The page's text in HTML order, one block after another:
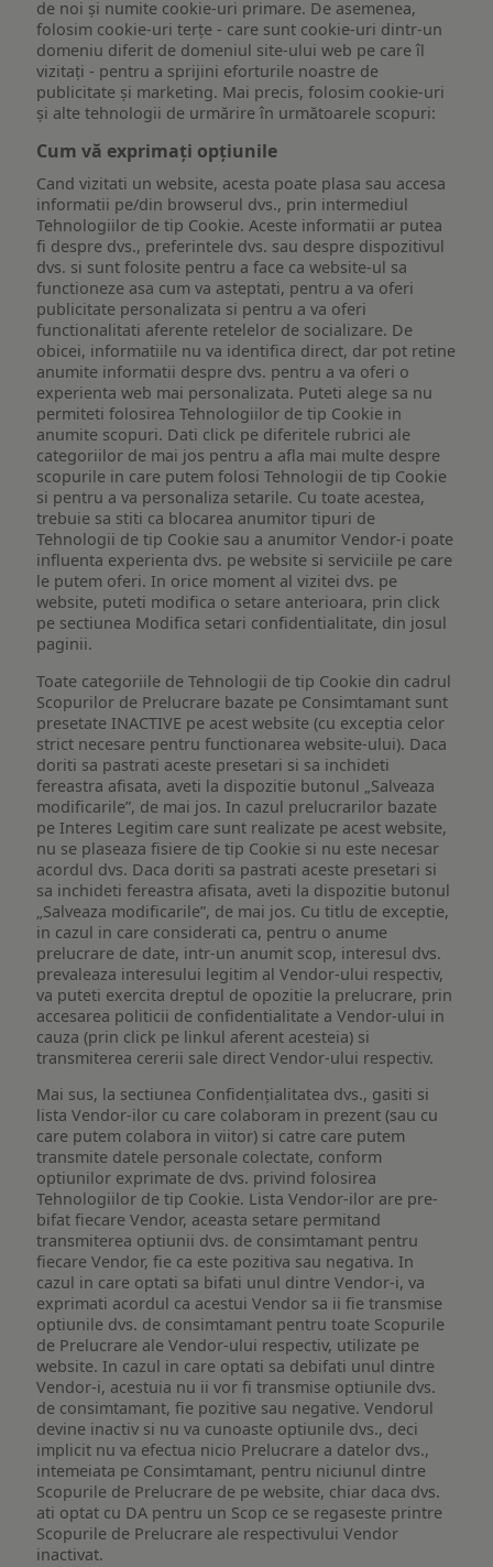
de noi și numite cookie-uri primare. De asemenea,
folosim cookie-uri terțe - care sunt cookie-uri dintr-un
domeniu diferit de domeniul site-ului web pe care îl
vizitați - pentru a sprijini eforturile noastre de
publicitate și marketing. Mai precis, folosim cookie-uri
și alte tehnologii de urmărire în următoarele scopuri:
Cum vă exprimați opțiunile
Cand vizitati un website, acesta poate plasa sau accesa
informatii pe/din browserul dvs., prin intermediul
Tehnologiilor de tip Cookie. Aceste informatii ar putea
fi despre dvs., preferintele dvs. sau despre dispozitivul
dvs. si sunt folosite pentru a face ca website-ul sa
functioneze asa cum va asteptati, pentru a va oferi
publicitate personalizata si pentru a va oferi
functionalitati aferente retelelor de socializare. De
obicei, informatiile nu va identifica direct, dar pot retine
anumite informatii despre dvs. pentru a va oferi o
experienta web mai personalizata. Puteti alege sa nu
permiteti folosirea Tehnologiilor de tip Cookie in
anumite scopuri. Dati click pe diferitele rubrici ale
categoriilor de mai jos pentru a afla mai multe despre
scopurile in care putem folosi Tehnologii de tip Cookie
si pentru a va personaliza setarile. Cu toate acestea,
trebuie sa stiti ca blocarea anumitor tipuri de
Tehnologii de tip Cookie sau a anumitor Vendor-i poate
influenta experienta dvs. pe website si serviciile pe care
le putem oferi. In orice moment al vizitei dvs. pe
website, puteti modifica o setare anterioara, prin click
pe sectiunea Modifica setari confidentialitate, din josul
paginii.
Toate categoriile de Tehnologii de tip Cookie din cadrul
Scopurilor de Prelucrare bazate pe Consimtamant sunt
presetate INACTIVE pe acest website (cu exceptia celor
strict necesare pentru functionarea website-ului). Daca
doriti sa pastrati aceste presetari si sa inchideti
fereastra afisata, aveti la dispozitie butonul „Salveaza
modificarile”, de mai jos. In cazul prelucrarilor bazate
pe Interes Legitim care sunt realizate pe acest website,
nu se plaseaza fisiere de tip Cookie si nu este necesar
acordul dvs. Daca doriti sa pastrati aceste presetari si
sa inchideti fereastra afisata, aveti la dispozitie butonul
„Salveaza modificarile”, de mai jos. Cu titlu de exceptie,
in cazul in care considerati ca, pentru o anume
prelucrare de date, intr-un anumit scop, interesul dvs.
prevaleaza interesului legitim al Vendor-ului respectiv,
va puteti exercita dreptul de opozitie la prelucrare, prin
accesarea politicii de confidentialitate a Vendor-ului in
cauza (prin click pe linkul aferent acesteia) si
transmiterea cererii sale direct Vendor-ului respectiv.
Mai sus, la sectiunea Confidențialitatea dvs., gasiti si
lista Vendor-ilor cu care colaboram in prezent (sau cu
care putem colabora in viitor) si catre care putem
transmite datele personale colectate, conform
optiunilor exprimate de dvs. privind folosirea
Tehnologiilor de tip Cookie. Lista Vendor-ilor are pre-
bifat fiecare Vendor, aceasta setare permitand
transmiterea optiunii dvs. de consimtamant pentru
fiecare Vendor, fie ca este pozitiva sau negativa. In
cazul in care optati sa bifati unul dintre Vendor-i, va
exprimati acordul ca acestui Vendor sa ii fie transmise
optiunile dvs. de consimtamant pentru toate Scopurile
de Prelucrare ale Vendor-ului respectiv, utilizate pe
website. In cazul in care optati sa debifati unul dintre
Vendor-i, acestuia nu ii vor fi transmise optiunile dvs.
de consimtamant, fie pozitive sau negative. Vendorul
devine inactiv si nu va cunoaste optiunile dvs., deci
implicit nu va efectua nicio Prelucrare a datelor dvs.,
intemeiata pe Consimtamant, pentru niciunul dintre
Scopurile de Prelucrare de pe website, chiar daca dvs.
ati optat cu DA pentru un Scop ce se regaseste printre
Scopurile de Prelucrare ale respectivului Vendor
inactivat.